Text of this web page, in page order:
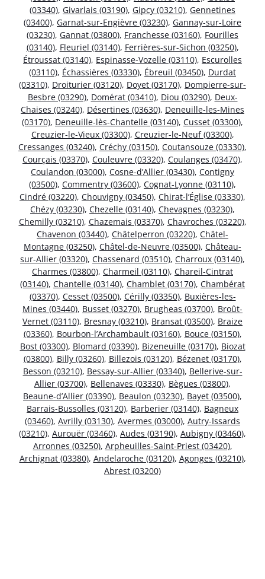
(03340), Givarlais (03190), Gipcy (03210), Gennetines
(03400), Garnat-sur-Engièvre (03230), Gannay-sur-Loire
(03230), Gannat (03800), Franchesse (03160), Fourilles
(03140), Fleuriel (03140), Ferrières-sur-Sichon (03250),
Étroussat (03140), Espinasse-Vozelle (03110), Escurolles
(03110), Échassières (03330), Ébreuil (03450), Durdat
(03310), Droiturier (03120), Doyet (03170), Dompierre-sur-
Besbre (03290), Domérat (03410), Diou (03290), Deux-
Chaises (03240), Désertines (03630), Deneuille-les-Mines
(03170), Deneuille-lès-Chantelle (03140), Cusset (03300),
Creuzier-le-Vieux (03300), Creuzier-le-Neuf (03300),
Cressanges (03240), Créchy (03150), Coutansouze (03330),
Courçais (03370), Couleuvre (03320), Coulanges (03470),
Coulandon (03000), Cosne-d’Allier (03430), Contigny
(03500), Commentry (03600), Cognat-Lyonne (03110),
Cindré (03220), Chouvigny (03450), Chirat-l’Église (03330),
Chézy (03230), Chezelle (03140), Chevagnes (03230),
Chemilly (03210), Chazemais (03370), Chavroches (03220),
Chavenon (03440), Châtelperron (03220), Châtel-
Montagne (03250), Châtel-de-Neuvre (03500), Château-
sur-Allier (03320), Chassenard (03510), Charroux (03140),
Charmes (03800), Charmeil (03110), Chareil-Cintrat
(03140), Chantelle (03140), Chamblet (03170), Chambérat
(03370), Cesset (03500), Cérilly (03350), Buxières-les-
Mines (03440), Busset (03270), Brugheas (03700), Broût-
Vernet (03110), Bresnay (03210), Bransat (03500), Braize
(03360), Bourbon-l’Archambault (03160), Bouce (03150),
Bost (03300), Blomard (03390), Bizeneuille (03170), Biozat
(03800), Billy (03260), Billezois (03120), Bézenet (03170),
Besson (03210), Bessay-sur-Allier (03340), Bellerive-sur-
Allier (03700), Bellenaves (03330), Bègues (03800),
Beaune-d’Allier (03390), Beaulon (03230), Bayet (03500),
Barrais-Bussolles (03120), Barberier (03140), Bagneux
(03460), Avrilly (03130), Avermes (03000), Autry-Issards
(03210), Aurouër (03460), Audes (03190), Aubigny (03460),
Arronnes (03250), Arpheuilles-Saint-Priest (03420),
Archignat (03380), Andelaroche (03120), Agonges (03210),
Abrest (03200)